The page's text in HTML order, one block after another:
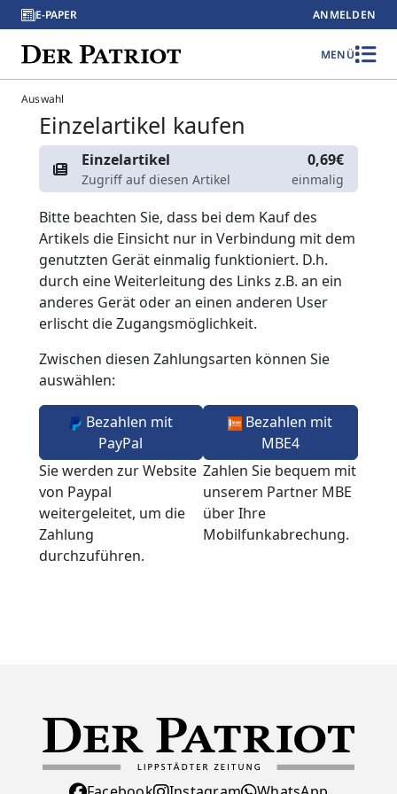
E-PAPER ANMELDEN
MENÜ
Auswahl
Einzelartikel kaufen
Einzelartikel
Zugriff auf diesen Artikel
0,69€
einmalig
Bitte beachten Sie, dass bei dem Kauf des
Artikels die Einsicht nur in Verbindung mit dem
genutzten Gerät einmalig funktioniert. D.h.
durch eine Weiterleitung des Links z.B. an ein
anderes Gerät oder an einen anderen User
erlischt die Zugangsmöglichkeit.
Zwischen diesen Zahlungsarten können Sie
auswählen:
Bezahlen mit
PayPal
Sie werden zur Website
von Paypal
weitergeleitet, um die
Zahlung
durchzuführen.
Bezahlen mit
MBE4
Zahlen Sie bequem mit
unserem Partner MBE
über Ihre
Mobilfunkabrechung.